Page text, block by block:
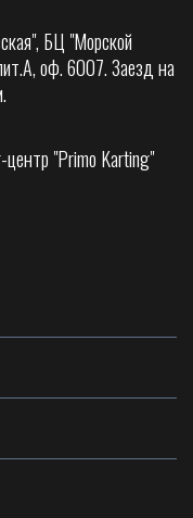
БЦ "Морской
оф. 6007. Заезд на
центр "Primo Karting"